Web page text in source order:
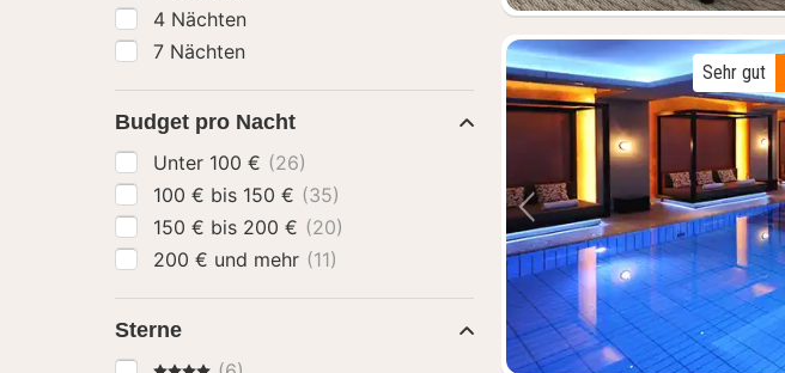
Vorheriges Bild
Sehr gut
4 Nächten
7 Nächten
Budget pro Nacht
Unter 100 € (26)
100 € bis 150 € (35)
150 € bis 200 € (20)
200 € und mehr (11)
Sterne